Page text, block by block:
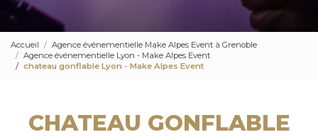
Accueil
Agence événementielle Make Alpes Event à Grenoble
Agence événementielle Lyon - Make Alpes Event
chateau gonflable Lyon - Make Alpes Event
CHATEAU GONFLABLE